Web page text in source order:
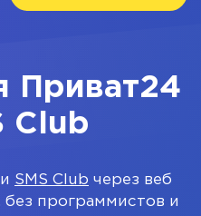
Приват24
Club
и SMS Club через веб
программистов и